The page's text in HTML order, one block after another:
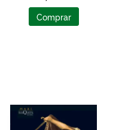
Comprar